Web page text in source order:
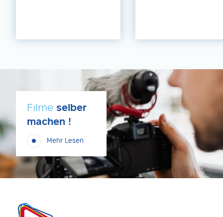
Filme selber
machen !
Mehr Lesen